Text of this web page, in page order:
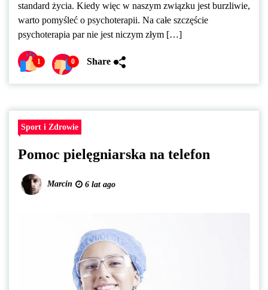
standard życia. Kiedy więc w naszym związku jest burzliwie,
warto pomyśleć o psychoterapii. Na całe szczęście
psychoterapia par nie jest niczym złym […]
1 0 Share
Sport i Zdrowie
Pomoc pielęgniarska na telefon
Marcin 6 lat ago